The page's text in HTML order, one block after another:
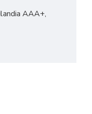
AAA+,